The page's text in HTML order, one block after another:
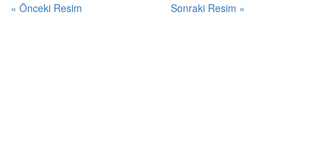
« Önceki Resim Sonraki Resim »